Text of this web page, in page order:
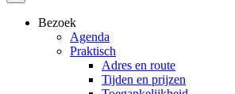
Bezoek
Agenda
Praktisch
Adres en route
Tijden en prijzen